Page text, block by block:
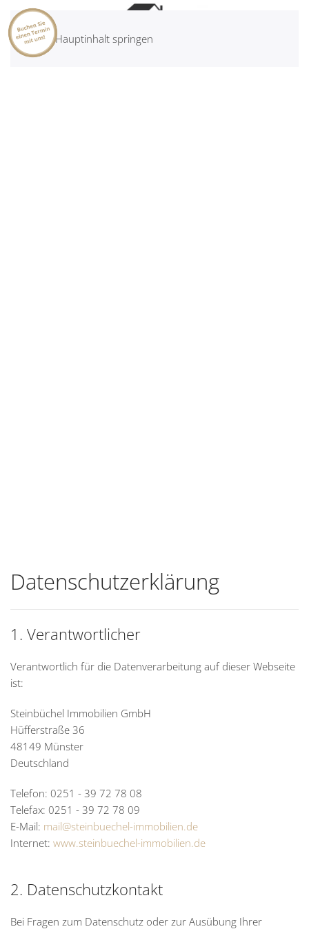
Zum Hauptinhalt springen
Datenschutzerklärung
1. Verantwortlicher
Verantwortlich für die Datenverarbeitung auf dieser Webseite
ist:
Steinbüchel Immobilien GmbH
Hüfferstraße 36
48149 Münster
Deutschland
Telefon: 0251 - 39 72 78 08
Telefax: 0251 - 39 72 78 09
E-Mail: mail@steinbuechel-immobilien.de
Internet: www.steinbuechel-immobilien.de
2. Datenschutzkontakt
Bei Fragen zum Datenschutz oder zur Ausübung Ihrer